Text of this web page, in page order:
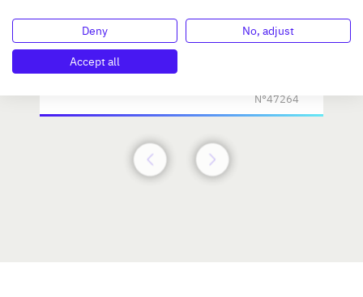
Investissement max:
>2 M€ et <= 5 M€
N°47264
Deny
No, adjust
Accept all